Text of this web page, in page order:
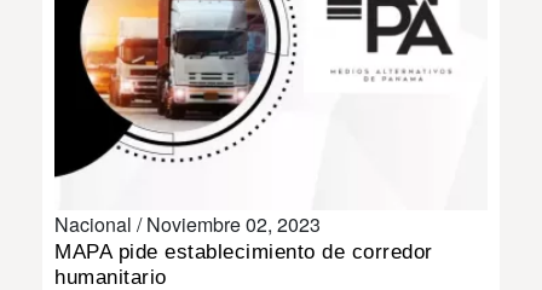
NACIONAL
POLÍTICA
DEPORTES
Nacional /Noviembre 02, 2023
MAPA pide establecimiento de corredor
humanitario